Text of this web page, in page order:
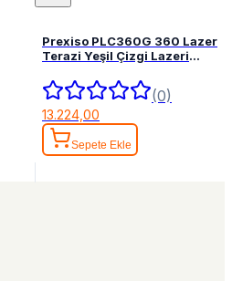
Prexiso PLC360G 360 Lazer
Terazi Yeşil Çizgi Lazeri
(0)
13.224,00
Sepete Ekle